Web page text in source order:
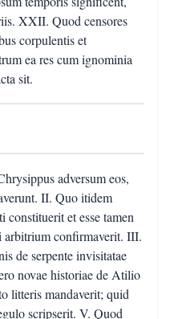
XXII. Quod censores
corpulentis et
ea res cum ignominia
sit.
adversum eos,
II. Quo itidem
constituerit et esse tamen
confirmaverit. III.
de serpente invisitatae
novae historiae de Atilio
litteris mandaverit; quid
scripserit. V. Quod